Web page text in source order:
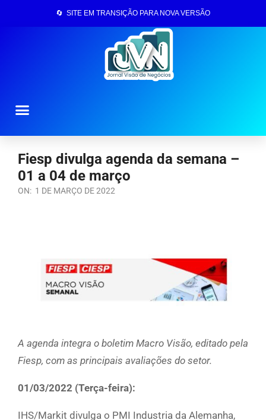
🔄 SITE EM TRANSIÇÃO PARA NOVA VERSÃO
Fiesp divulga agenda da semana –
01 a 04 de março
ON: 1 DE MARÇO DE 2022
A agenda integra o boletim Macro Visão, editado pela
Fiesp, com as principais avaliações do setor.
01/03/2022 (Terça-feira):
IHS/Markit divulga o PMI Industria da Alemanha,